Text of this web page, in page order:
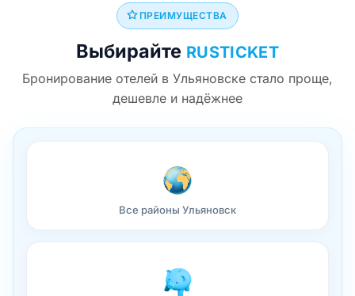
дешевле и надёжнее